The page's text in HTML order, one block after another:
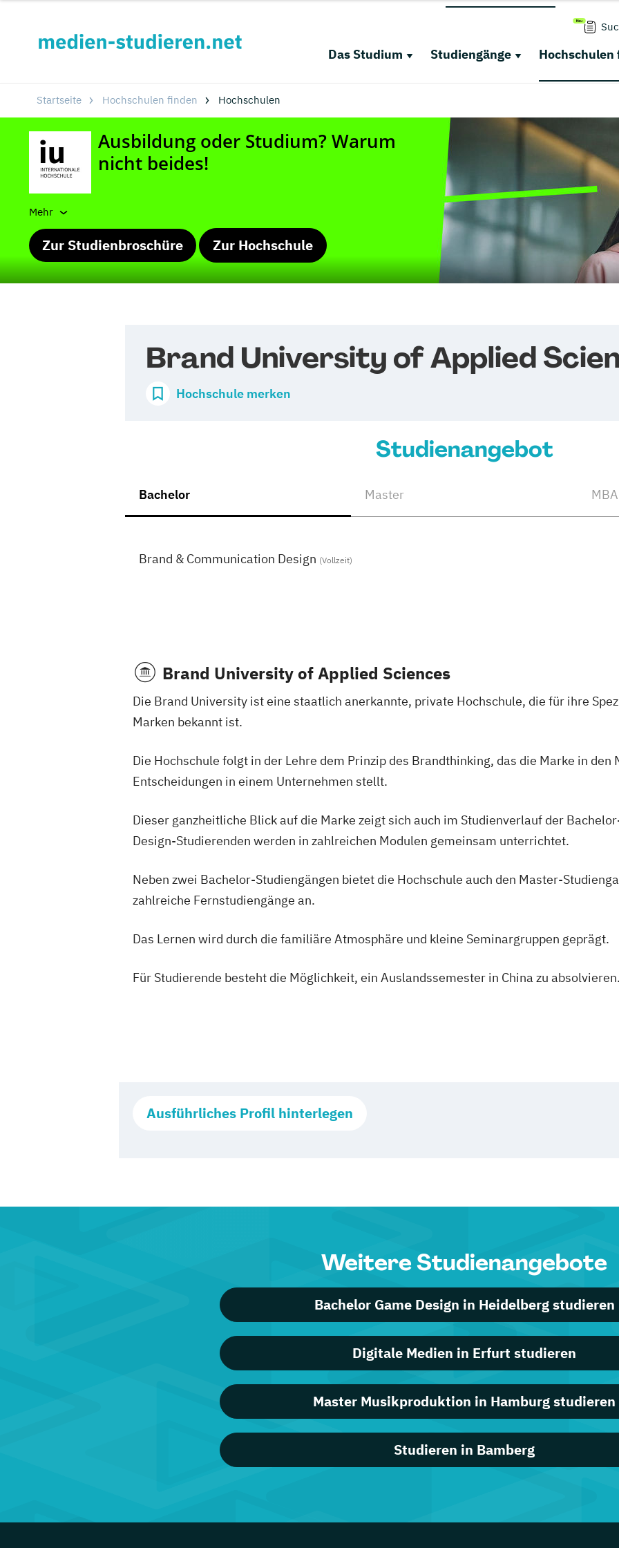
Das Studium Studiengänge Hochschulen
Startseite Hochschulen finden Hochschulen
Mehr
Zur Studienbroschüre Zur Hochschule
Brand University of Applied
Hochschule merken
Studienangebot
Bachelor Master MBA
Brand & Communication Design (Vollzeit)
Brand University of Applied Sciences
Die Brand University ist eine staatlich anerkannte, private Hochschule, die für ihre
Marken bekannt ist.
Die Hochschule folgt in der Lehre dem Prinzip des Brandthinking, das die Marke in
Entscheidungen in einem Unternehmen stellt.
Dieser ganzheitliche Blick auf die Marke zeigt sich auch im Studienverlauf der
Design-Studierenden werden in zahlreichen Modulen gemeinsam unterrichtet.
Neben zwei Bachelor-Studiengängen bietet die Hochschule auch den Master-
zahlreiche Fernstudiengänge an.
Das Lernen wird durch die familiäre Atmosphäre und kleine Seminargruppen geprägt.
Für Studierende besteht die Möglichkeit, ein Auslandssemester in China zu
Ausführliches Profil hinterlegen
Weitere Studienangebote
Bachelor Game Design in Heidelberg studieren
Digitale Medien in Erfurt studieren
Master Musikproduktion in Hamburg studieren
Studieren in Bamberg